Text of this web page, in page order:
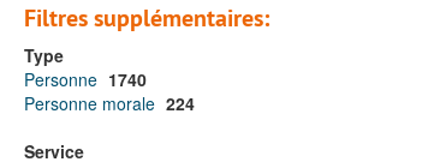
Filtres supplémentaires:
Type
Personne 1740
Personne morale 224
Service